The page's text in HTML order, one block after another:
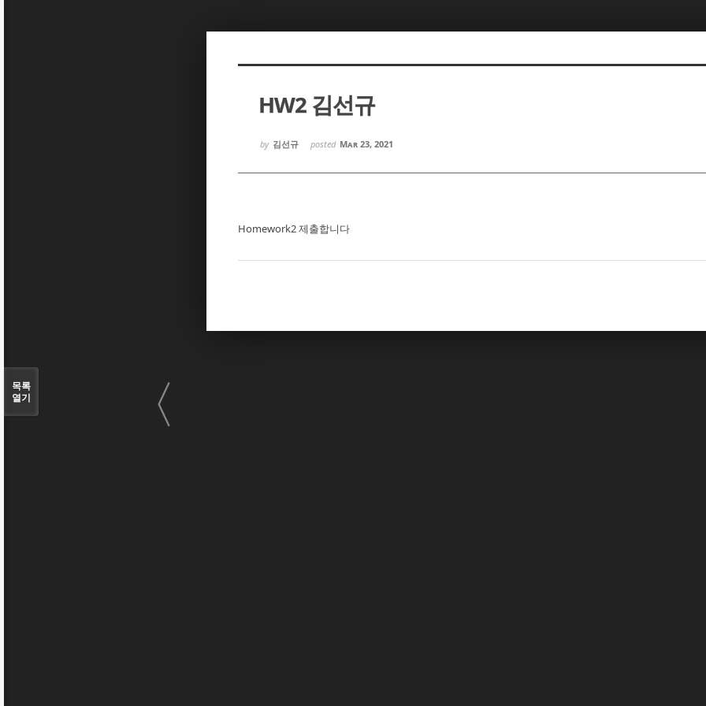
HW2 김선규
by 김선규 posted Mar 23, 2021
Homework2 제출합니다
〈
목록
열기
Sketchbook5, 스케치북5
Sketchbook5, 스케치북5
Sketchbook5, 스케치북5
Sketchbook5, 스케치북5